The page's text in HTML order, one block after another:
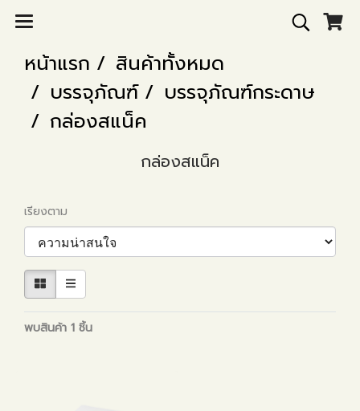
หน้าแรก
สินค้าทั้งหมด
บรรจุภัณฑ์
บรรจุภัณฑ์กระดาษ
กล่องสแน็ค
กล่องสแน็ค
เรียงตาม
พบสินค้า 1 ชิ้น